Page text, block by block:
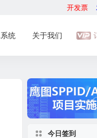
开发票
统 关于我们
今日签到